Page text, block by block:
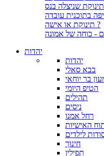
שניצלה בנס
בתוכנית עובדה
תינוקת או אישה ?
- כוחה של אמונה
יהדות
יהדות
בבא סאלי
בר יוחאי
הטיפ היומי
תהילים
ניסים
רחל אמנו
האישיות
לילדים
חינוך
תפילין